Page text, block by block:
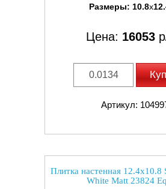
Размеры: 10.8x
Цена: 16053
Артикул:
Плитка настенная 12.4x10.8
White Matt 23824